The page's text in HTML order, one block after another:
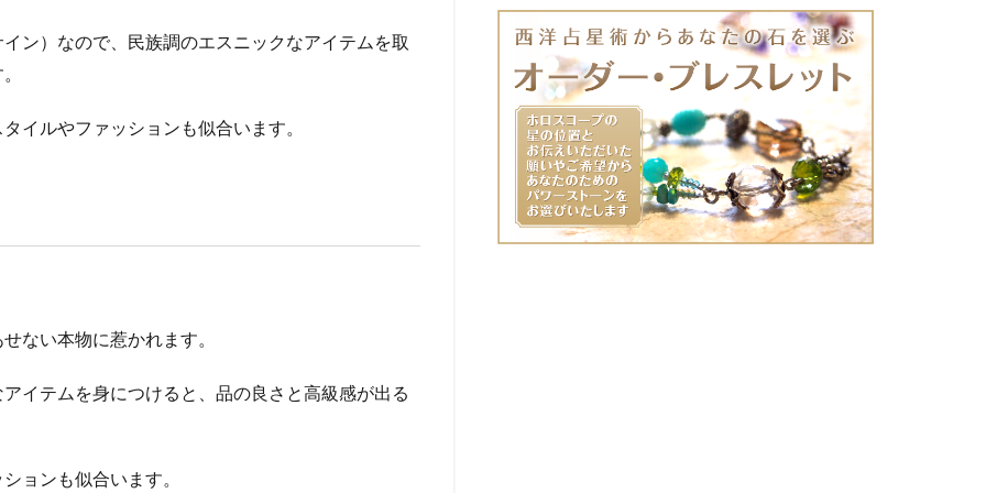
ン）なので、民族調のエスニックなアイテムを取
イルやファッションも似合います。
ない本物に惹かれます。
イテムを身につけると、品の良さと高級感が出る
ョンも似合います。